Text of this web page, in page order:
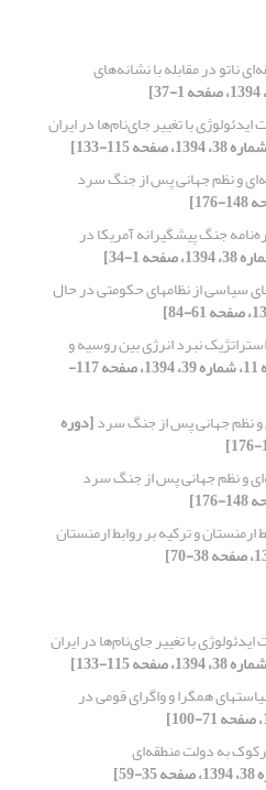
ناتو در مقابله با نشانه‌های
با تغییر جای‌نام‌ها در ایران
و نظم جهانی پس از جنگ سرد
جنگ پیشگیرانه آمریکا در
سیاسی از نظامهای حکومتی در حال
نبرد انرژی بین روسیه و
[دوره 11، شماره 39، 1394، صفحه 117-
نظم جهانی پس از جنگ سرد[دوره
و نظم جهانی پس از جنگ سرد
ارمنستان و ترکیه بر روابط ارمنستان
با تغییر جای‌نام‌ها در ایران
همگرا و واگرای قومی در
به دولت منطقه‌ای